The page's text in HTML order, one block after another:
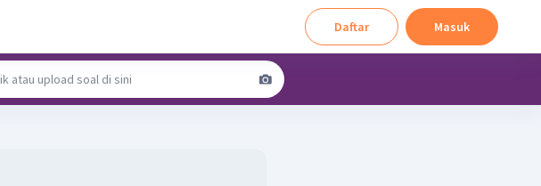
Daftar Masuk